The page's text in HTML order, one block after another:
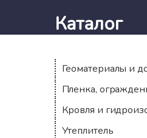
Каталог
Геоматериалы и
Пленка,
Кровля и
Утеплитель